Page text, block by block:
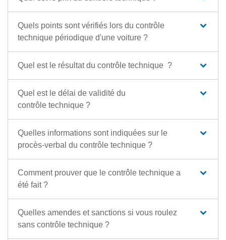
Quels points sont vérifiés lors du contrôle
technique périodique d'une voiture ?
Quel est le résultat du contrôle technique ?
Quel est le délai de validité du
contrôle technique ?
Quelles informations sont indiquées sur le
procès-verbal du contrôle technique ?
Comment prouver que le contrôle technique a
été fait ?
Quelles amendes et sanctions si vous roulez
sans contrôle technique ?